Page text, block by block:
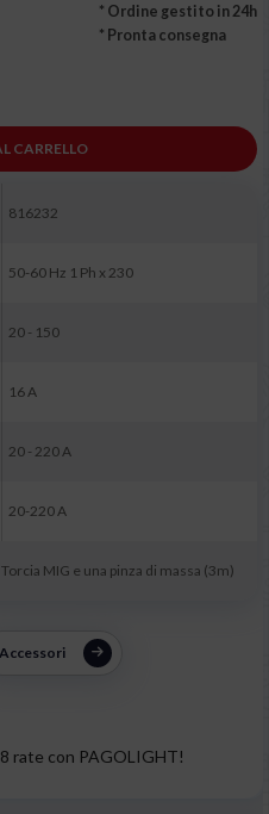
* Ordine gestito in 24h
* Pronta consegna
CARRELLO
816232
50-60 Hz 1 Ph x 230
20 - 150
16 A
20 - 220 A
20-220 A
Torcia MIG e una pinza di massa (3m)
Accessori
rate con PAGOLIGHT!